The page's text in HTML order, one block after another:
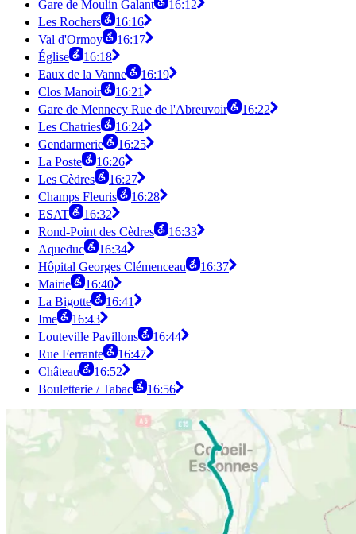
Gare de Moulin Galant
16:12
Les Rochers
16:16
Val d'Ormoy
16:17
Église
16:18
Eaux de la Vanne
16:19
Clos Manoir
16:21
Gare de Mennecy Rue de l'Abreuvoir
16:22
Les Chatries
16:24
Gendarmerie
16:25
La Poste
16:26
Les Cèdres
16:27
Champs Fleuris
16:28
ESAT
16:32
Rond-Point des Cèdres
16:33
Aqueduc
16:34
Hôpital Georges Clémenceau
16:37
Mairie
16:40
La Bigotte
16:41
Ime
16:43
Louteville Pavillons
16:44
Rue Ferrante
16:47
Château
16:52
Bouletterie / Tabac
16:56